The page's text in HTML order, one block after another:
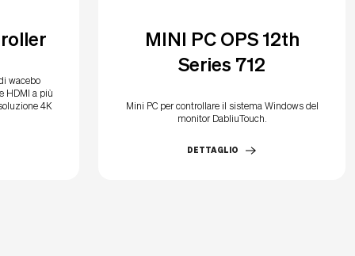
wacebo
HDMI a più
4K
MINI PC OPS 12th
Series 712
Mini PC per controllare il sistema Windows del
monitor DabliuTouch.
DETTAGLIO